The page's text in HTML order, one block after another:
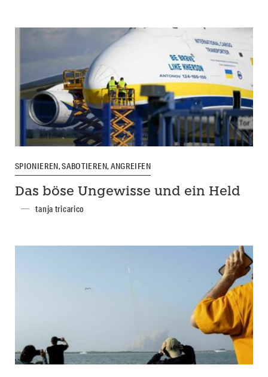
SPIONIEREN, SABOTIEREN, ANGREIFEN
Das böse Ungewisse und ein Held
tanja tricarico